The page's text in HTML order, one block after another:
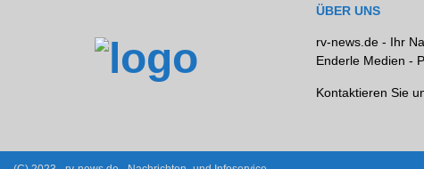
ÜBER UNS
rv-news.de - Ihr
Enderle Medien -
Kontaktieren Sie